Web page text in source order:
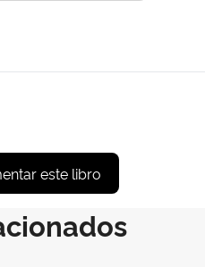
este libro